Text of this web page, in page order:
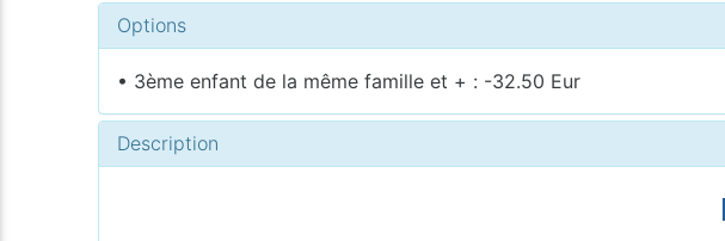
Options
• 3ème enfant de la même famille et + : -32.50 Eur
Description